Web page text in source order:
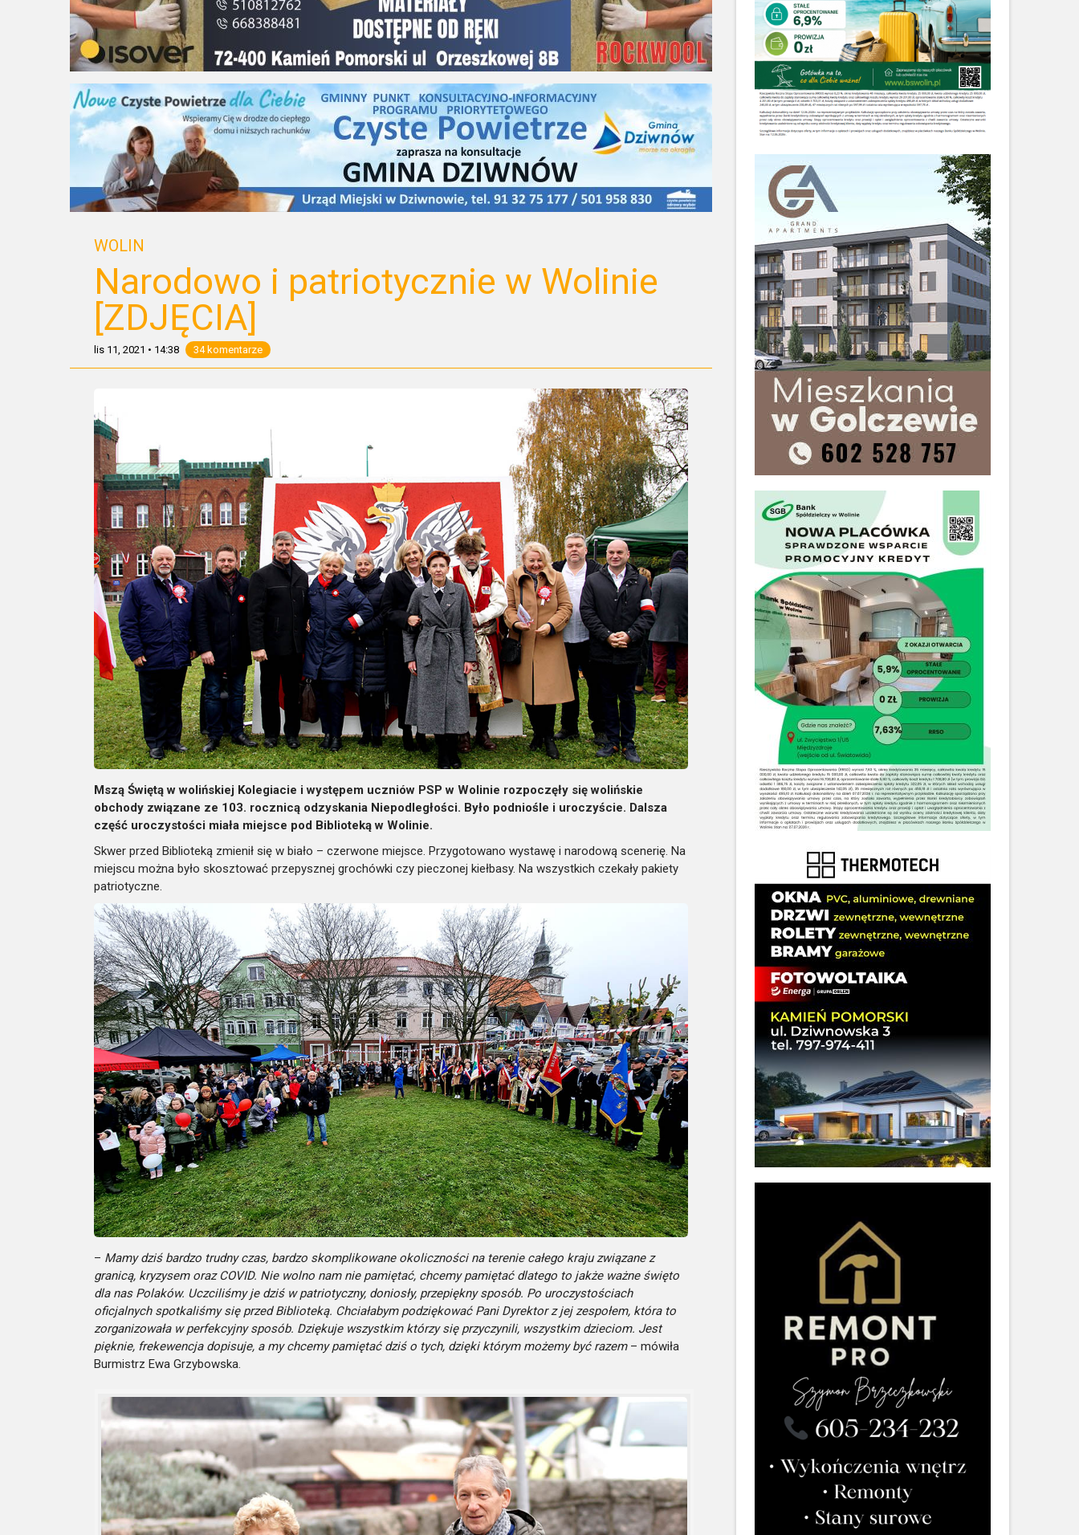
WOLIN
Narodowo i patriotycznie w Wolinie
[ZDJĘCIA]
lis 11, 2021 • 14:38 34 komentarze
Mszą Świętą w wolińskiej Kolegiacie i występem uczniów PSP w Wolinie rozpoczęły się wolińskie
obchody związane ze 103. rocznicą odzyskania Niepodległości. Było podniośle i uroczyście. Dalsza
część uroczystości miała miejsce pod Biblioteką w Wolinie.
Skwer przed Biblioteką zmienił się w biało – czerwone miejsce. Przygotowano wystawę i narodową scenerię. Na
miejscu można było skosztować przepysznej grochówki czy pieczonej kiełbasy. Na wszystkich czekały pakiety
patriotyczne.
– Mamy dziś bardzo trudny czas, bardzo skomplikowane okoliczności na terenie całego kraju związane z
granicą, kryzysem oraz COVID. Nie wolno nam nie pamiętać, chcemy pamiętać dlatego to jakże ważne święto
dla nas Polaków. Uczciliśmy je dziś w patriotyczny, doniosły, przepiękny sposób. Po uroczystościach
oficjalnych spotkaliśmy się przed Biblioteką. Chciałabym podziękować Pani Dyrektor z jej zespołem, która to
zorganizowała w perfekcyjny sposób. Dziękuje wszystkim którzy się przyczynili, wszystkim dzieciom. Jest
pięknie, frekewencja dopisuje, a my chcemy pamiętać dziś o tych, dzięki którym możemy być razem– mówiła
Burmistrz Ewa Grzybowska.